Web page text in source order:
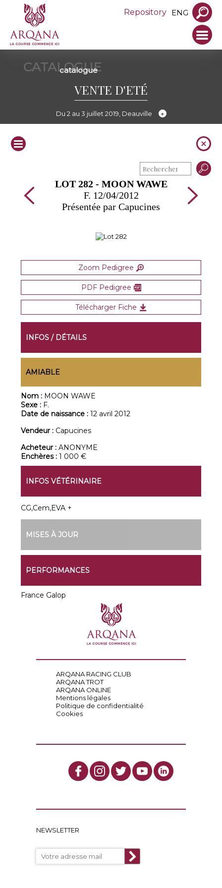
Repository ENG
CATALOGUE
catalogue
VENTE D'ETÉ
Du 2 au 3 juillet 2019, Deauville
LOT 282 - MOON WAWE
F. 12/04/2012
Présentée par Capucines
Zoom Pedigree
PDF Pedigree
Télécharger Fiche
INFOS / DÉTAILS
AMIABLE
Nom : MOON WAWE
Sexe : F.
Date de naissance :12 avril 2012
Vendeur : Capucines
Acheteur :ANONYME
Enchères :1 000 €
INFOS VÉTÉRINAIRE
CG,Cem,EVA +
MISES À JOUR
PERFORMANCES
France Galop
ARQANA RACING CLUB
ARQANA TROT
ARQANA ONLINE
Mentions légales
Politique de confidentialité
Cookies
NEWSLETTER